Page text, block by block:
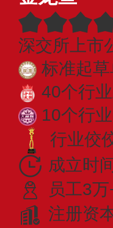
深交所上市
标准起
40个行
10个行
行业佼
成立时
员工3万
注册资